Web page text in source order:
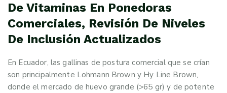
De Vitaminas En Ponedoras
Comerciales, Revisión De Niveles
De Inclusión Actualizados
En Ecuador, las gallinas de postura comercial que se crían
son principalmente Lohmann Brown y Hy Line Brown,
donde el mercado de huevo grande (>65 gr) y de potente